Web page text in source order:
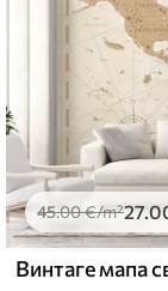
.6734 .00 € /m²
and Stick
49.00€/m²
45.00€/m²27
Винтаге мапа